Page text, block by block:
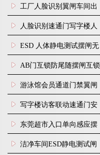
闸机双通道互锁防尾随闸
机
工厂人脸识别翼闸车间出
入口人行通道门禁
人脸识别速通门写字楼人
行通道闸门禁设备
ESD 人体静电测试摆闸无
尘车间防静电闸机
AB门互锁防尾随摆闸互锁
闸机
游泳馆会员通道门禁翼闸
写字楼访客联动速通门安
装
东莞超市入口单向感应摆
闸安装
洁净车间ESD静电测试闸